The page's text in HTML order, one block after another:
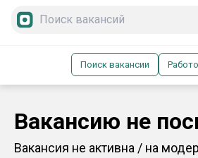
Поиск вакансии
Вакансию не
Вакансия не активна / на